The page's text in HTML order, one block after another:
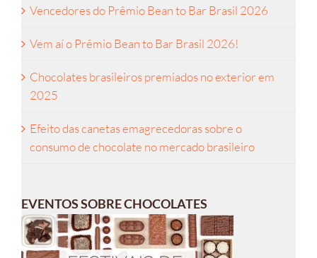
Vencedores do Prêmio Bean to Bar Brasil 2026
Vem aí o Prêmio Bean to Bar Brasil 2026!
Chocolates brasileiros premiados no exterior em
2025
Efeito das canetas emagrecedoras sobre o
consumo de chocolate no mercado brasileiro
EVENTOS SOBRE CHOCOLATES